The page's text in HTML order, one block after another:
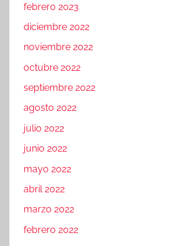
febrero 2023
diciembre 2022
noviembre 2022
octubre 2022
septiembre 2022
agosto 2022
julio 2022
junio 2022
mayo 2022
abril 2022
marzo 2022
febrero 2022